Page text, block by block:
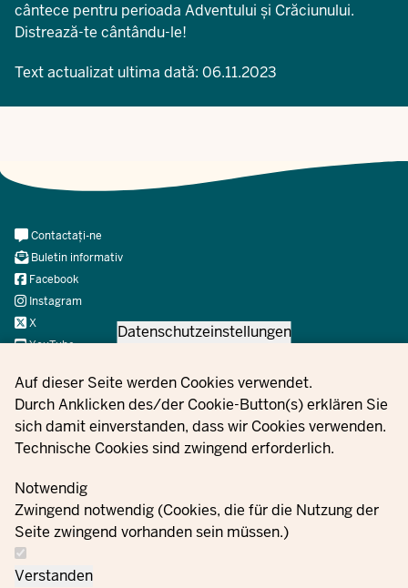
Privacy settings
Datenschutzeinstellungen
Auf dieser Seite werden Cookies verwendet.
Durch Anklicken des/der Cookie-Button(s) erklären Sie
sich damit einverstanden, dass wir Cookies verwenden.
Technische Cookies sind zwingend erforderlich.
Notwendig
Zwingend notwendig (Cookies, die für die Nutzung der
Seite zwingend vorhanden sein müssen.)
Verstanden
cântece pentru perioada Adventului și Crăciunului.
Distrează-te cântându-le!
Text actualizat ultima dată: 06.11.2023
Contactați-
ne
Informații
privind
Meta
Navi
Social
Contactați-ne
Buletin informativ
Facebook
Instagram
X
YouTube
© 2021 - 2026 Ministerium für Kinder, Jugend, Familie,
Gleichstellung, Flucht und Integration des Landes Nordrhein-
Westfalen